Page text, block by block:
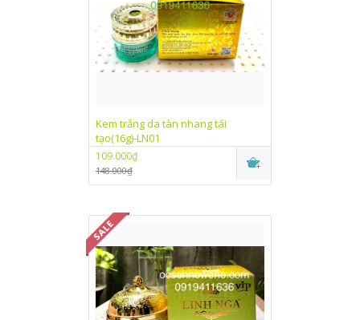
Kem trắng da tàn nhang tái
tạo(16g)-LN01
109.000₫
148.000₫